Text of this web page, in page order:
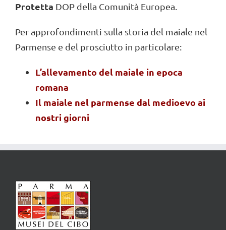
Protetta DOP della Comunità Europea.
Per approfondimenti sulla storia del maiale nel
Parmense e del prosciutto in particolare:
L’allevamento del maiale in epoca
romana
Il maiale nel parmense dal medioevo ai
nostri giorni